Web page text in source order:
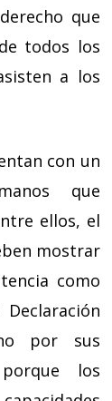
que
todos los
a los
con un
que
ellos, el
mostrar
como
por sus
los